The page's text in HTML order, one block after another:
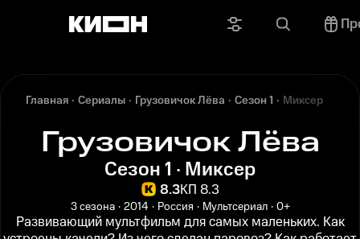
Главная Сериалы Грузовичок Лёва Сезон 1 Миксер
Грузовичок Лёва
Сезон 1 · Миксер
8.3КП 8.3
3 сезона 2014 Россия Мультсериал 0+
Развивающий мультфильм для самых маленьких. Как